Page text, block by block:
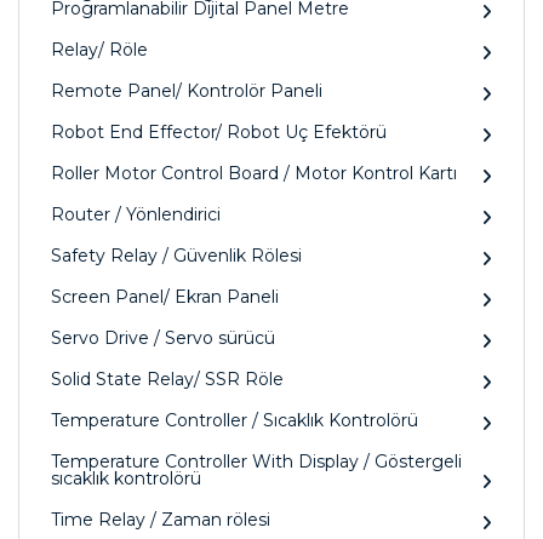
Programlanabilir Dijital Panel Metre
Relay/ Röle
Remote Panel/ Kontrolör Paneli
Robot End Effector/ Robot Uç Efektörü
Roller Motor Control Board / Motor Kontrol Kartı
Router / Yönlendirici
Safety Relay / Güvenlik Rölesi
Screen Panel/ Ekran Paneli
Servo Drive / Servo sürücü
Solid State Relay/ SSR Röle
Temperature Controller / Sıcaklık Kontrolörü
Temperature Controller With Display / Göstergeli
sıcaklık kontrolörü
Time Relay / Zaman rölesi